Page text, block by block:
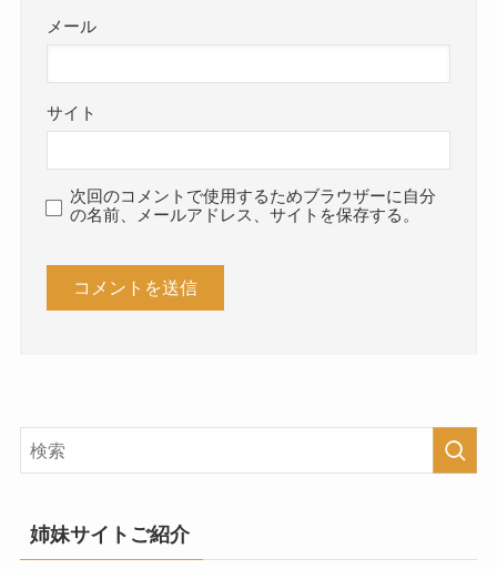
メール
サイト
次回のコメントで使用するためブラウザーに自分
の名前、メールアドレス、サイトを保存する。
姉妹サイトご紹介